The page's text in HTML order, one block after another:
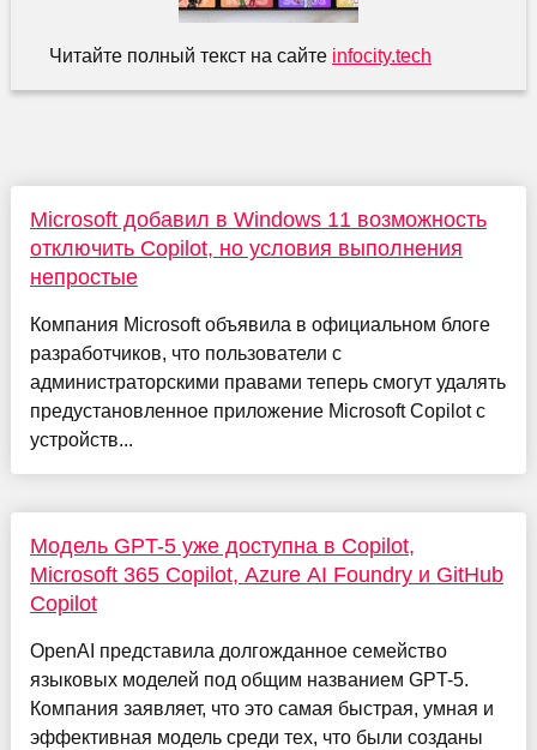
Читайте полный текст на сайте infocity.tech
Microsoft добавил в Windows 11 возможность
отключить Copilot, но условия выполнения
непростые
Компания Microsoft объявила в официальном блоге
разработчиков, что пользователи с
администраторскими правами теперь смогут удалять
предустановленное приложение Microsoft Copilot с
устройств...
Модель GPT-5 уже доступна в Copilot,
Microsoft 365 Copilot, Azure AI Foundry и GitHub
Copilot
OpenAI представила долгожданное семейство
языковых моделей под общим названием GPT-5.
Компания заявляет, что это самая быстрая, умная и
эффективная модель среди тех, что были созданы